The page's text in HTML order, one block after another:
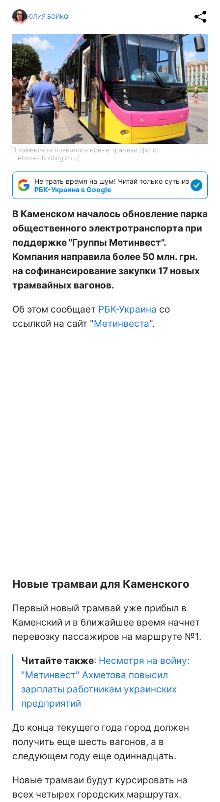
ЮЛИЯ БОЙКО
В Каменском появились новые трамваи (фото:
metinvestholding.com)
Не трать время на шум! Читай только суть из
РБК-Украина в Google
В Каменском началось обновление парка
общественного электротранспорта при
поддержке "Группы Метинвест".
Компания направила более 50 млн. грн.
на софинансирование закупки 17 новых
трамвайных вагонов.
Об этом сообщает РБК-Украина со
ссылкой на сайт "Метинвеста".
Новые трамваи для Каменского
Первый новый трамвай уже прибыл в
Каменский и в ближайшее время начнет
перевозку пассажиров на маршруте №1.
Читайте также: Несмотря на войну:
"Метинвест" Ахметова повысил
зарплаты работникам украинских
предприятий
До конца текущего года город должен
получить еще шесть вагонов, а в
следующем году еще одиннадцать.
Новые трамваи будут курсировать на
всех четырех городских маршрутах.